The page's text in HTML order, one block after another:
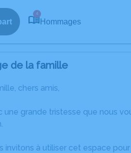
4
Hommages
de la famille
chers amis,
une grande tristesse que nous
invitons à utiliser cet espace